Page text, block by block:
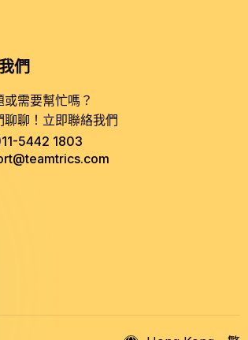
們
或需要幫忙嗎？
聊聊！立即聯絡我們
5442 1803